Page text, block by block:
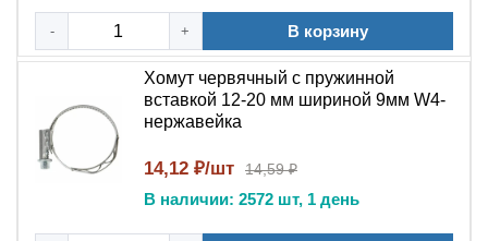
- + В корзину
Хомут червячный с пружинной
вставкой 12-20 мм шириной 9мм W4-
нержавейка
14,12 ₽/шт 14,59 ₽
В наличии: 2572 шт, 1 день